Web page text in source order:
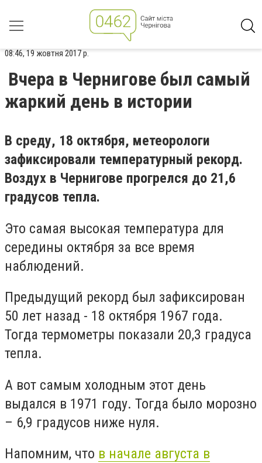
08:46, 19 жовтня 2017 р.
Вчера в Чернигове был самый
жаркий день в истории
В среду, 18 октября, метеорологи
зафиксировали температурный рекорд.
Воздух в Чернигове прогрелся до 21,6
градусов тепла.
Это самая высокая температура для
середины октября за все время
наблюдений.
Предыдущий рекорд был зафиксирован
50 лет назад - 18 октября 1967 года.
Тогда термометры показали 20,3 градуса
тепла.
А вот самым холодным этот день
выдался в 1971 году. Тогда было морозно
– 6,9 градусов ниже нуля.
Напомним, что в начале августа в